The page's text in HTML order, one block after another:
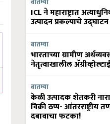
ICL ने महाराष्ट्रात
उत्पादन प्रकल्पाचे
बातम्या
भारताच्या ग्रामीण
नेतृत्वाखालील
बातम्या
केळी उत्पादक शेतकरी
विक्री ठप्प- आंतरराष्ट्रीय
दबावाचा फटका!